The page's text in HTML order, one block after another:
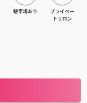
駐車場あり
プライベー
トサロン